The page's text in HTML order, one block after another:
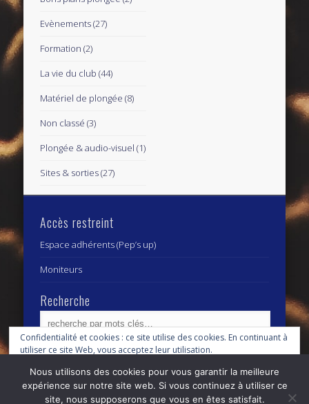
Evènements(27)
Formation (2)
La vie du club (44)
Matériel de plongée (8)
Non classé (3)
Plongée & audio-visuel (1)
Sites & sorties(27)
Accès restreint
Espace adhérents (Pep’s up)
Moniteurs
Recherche
Archives
Archives
Confidentialité et cookies : ce site utilise des cookies. En continuant à
utiliser ce site Web, vous acceptez leur utilisation.
Pour en savoir plus, notamment sur la façon de contrôler les cookies,
consultez :Politique relative aux cookies
Nous utilisons des cookies pour vous garantir la meilleure
expérience sur notre site web. Si vous continuez à utiliser ce
site, nous supposerons que vous en êtes satisfait.